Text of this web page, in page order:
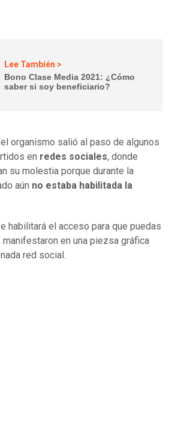
Lee También >
Bono Clase Media 2021: ¿Cómo
saber si soy beneficiario?
organismo salió al paso de algunos
en redes sociales, donde
su molestia porque durante la
aún no estaba habilitada la
habilitará el acceso para que puedas
manifestaron en una piezsa gráfica
red social.